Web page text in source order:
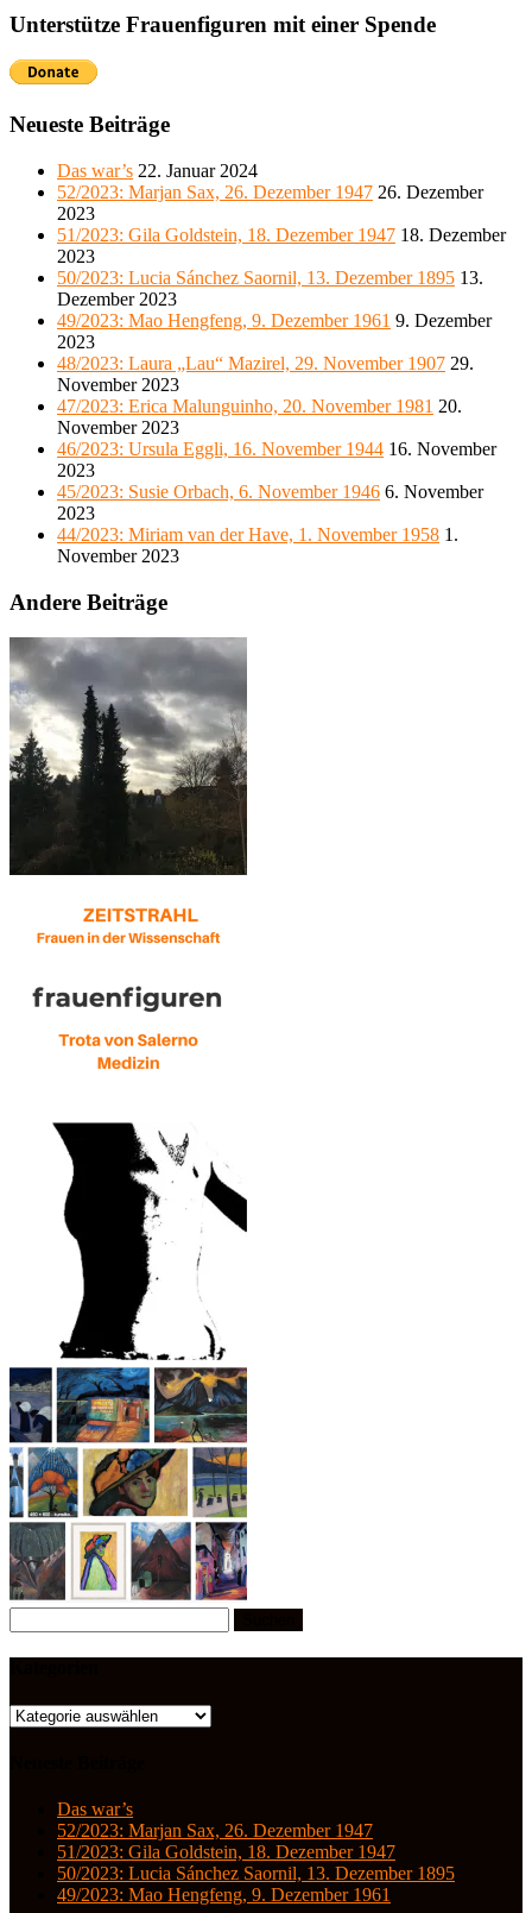
Unterstütze Frauenfiguren mit einer Spende
Neueste Beiträge
Das war’s 22. Januar 2024
52/2023: Marjan Sax, 26. Dezember 1947 26. Dezember
2023
51/2023: Gila Goldstein, 18. Dezember 1947 18. Dezember
2023
50/2023: Lucia Sánchez Saornil, 13. Dezember 1895 13.
Dezember 2023
49/2023: Mao Hengfeng, 9. Dezember 1961 9. Dezember
2023
48/2023: Laura „Lau“ Mazirel, 29. November 1907 29.
November 2023
47/2023: Erica Malunguinho, 20. November 1981 20.
November 2023
46/2023: Ursula Eggli, 16. November 1944 16. November
2023
45/2023: Susie Orbach, 6. November 1946 6. November
2023
44/2023: Miriam van der Have, 1. November 1958 1.
November 2023
Andere Beiträge
nach:
Kategorien
Das war’s
52/2023: Marjan Sax, 26. Dezember 1947
51/2023: Gila Goldstein, 18. Dezember 1947
50/2023: Lucia Sánchez Saornil, 13. Dezember 1895
49/2023: Mao Hengfeng, 9. Dezember 1961